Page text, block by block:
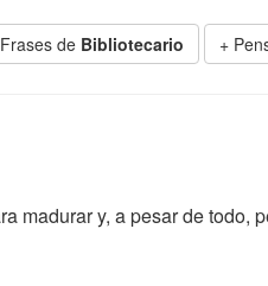
de Bibliotecario +
madurar y, a pesar de todo,